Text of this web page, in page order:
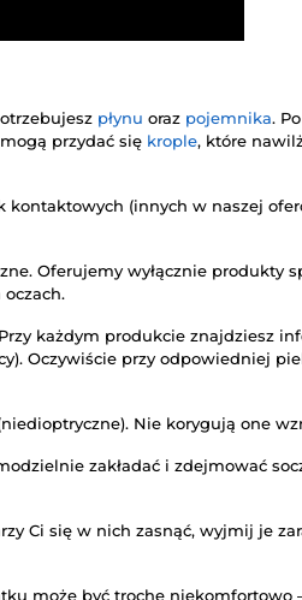
płynu oraz pojemnika.
przydać się krople, które
kontaktowych (innych w naszej
Oferujemy wyłącznie produkty
oczach.
każdym produkcie znajdziesz
Oczywiście przy odpowiedniej
Nie korygują one
zakładać i zdejmować
Ci się w nich zasnąć, wyjmij je
może być trochę niekomfortowo